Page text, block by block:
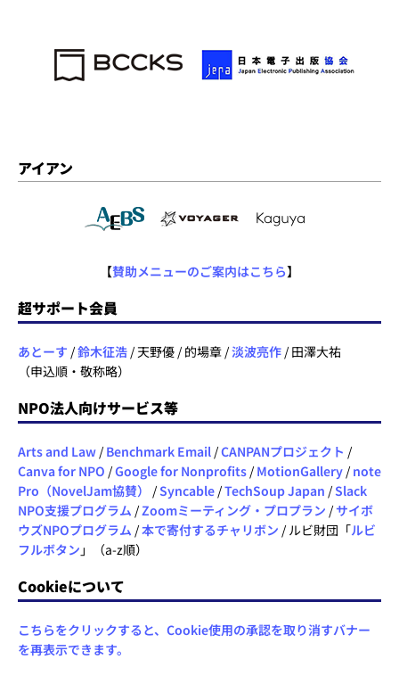
アイアン
【賛助メニューのご案内はこちら】
超サポート会員
あとーす /鈴木征浩 / 天野優 / 的場章 /淡波亮作 / 田澤大祐
（申込順・敬称略）
NPO法人向けサービス等
Arts and Law / Benchmark Email /CANPANプロジェクト /
Canva for NPO /Google for Nonprofits / MotionGallery / note
Pro（NovelJam協賛）
/Syncable /TechSoup Japan /Slack
NPO支援プログラム /Zoomミーティング・プロプラン /サイボ
ウズNPOプログラム /本で寄付するチャリボン / ルビ財団「ルビ
フルボタン 」（a-z順）
Cookieについて
こちらをクリックすると、Cookie使用の承認を取り消すバナー
を再表示できます。